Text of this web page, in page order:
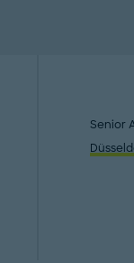
Senior